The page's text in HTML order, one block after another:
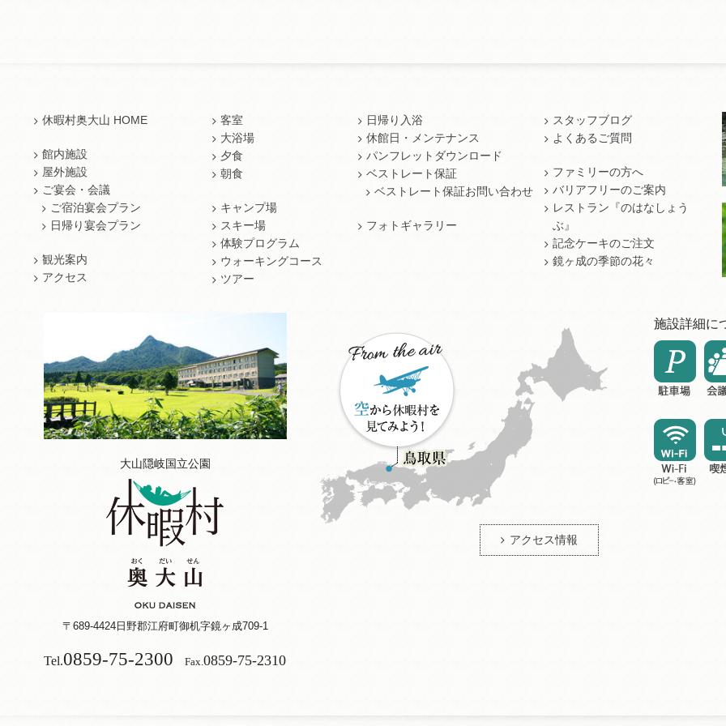
休暇村奥大山 HOME
館内施設
屋外施設
ご宴会・会議
ご宿泊宴会プラン
日帰り宴会プラン
観光案内
アクセス
客室
大浴場
夕食
朝食
キャンプ場
スキー場
体験プログラム
ウォーキングコース
ツアー
日帰り入浴
休館日・メンテナンス
パンフレットダウンロード
ベストレート保証
ベストレート保証お問い合わせ
フォトギャラリー
スタッフブログ
よくあるご質問
ファミリーの方へ
バリアフリーのご案内
レストラン『のはなしょう
ぶ』
記念ケーキのご注文
鏡ヶ成の季節の花々
大山隠岐国立公園
〒689-4424日野郡江府町御机字鏡ヶ成709-1
Tel.0859-75-2300 Fax. 0859-75-2310
アクセス情報
施設詳細に